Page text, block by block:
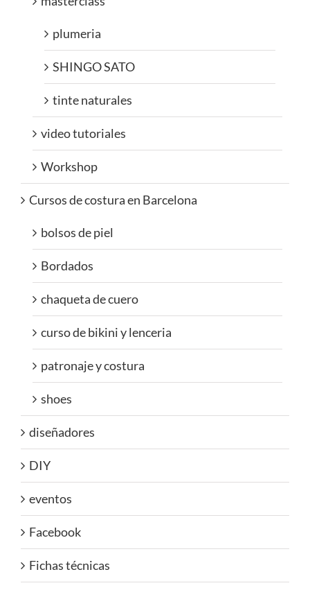
plumeria
SHINGO SATO
tinte naturales
video tutoriales
Workshop
Cursos de costura en Barcelona
bolsos de piel
Bordados
chaqueta de cuero
curso de bikini y lenceria
patronaje y costura
shoes
diseñadores
DIY
eventos
Facebook
Fichas técnicas